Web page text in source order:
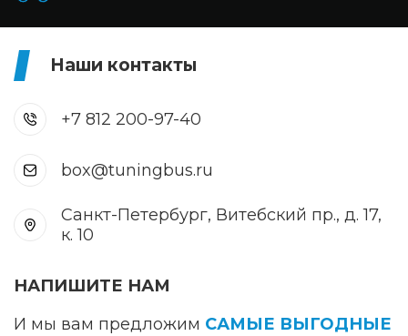
Наши контакты
+7 812 200-97-40
box@tuningbus.ru
Санкт-Петербург, Витебский пр., д. 17,
к. 10
НАПИШИТЕ НАМ
И мы вам предложим САМЫЕ ВЫГОДНЫЕ